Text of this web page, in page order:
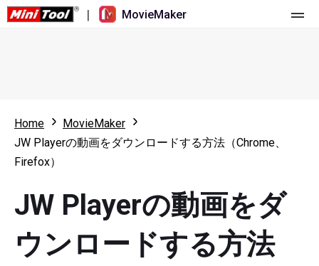
| MovieMaker
更新履歴
マルチトラック動画編集
アスペクト比
リソース
ビデオ編集のヒント
画面録画ツール
動画変換ツール
Home
MovieMaker
JW Playerの動画をダウンロードする方法（Chrome、
Firefox）
JW Playerの動画をダ
ウンロードする方法